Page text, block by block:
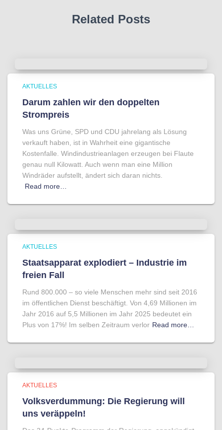
Related Posts
AKTUELLES
Darum zahlen wir den doppelten
Strompreis
Was uns Grüne, SPD und CDU jahrelang als Lösung
verkauft haben, ist in Wahrheit eine gigantische
Kostenfalle. Windindustrieanlagen erzeugen bei Flaute
genau null Kilowatt. Auch wenn man eine Million
Windräder aufstellt, ändert sich daran nichts.
Read more…
AKTUELLES
Staatsapparat explodiert – Industrie im
freien Fall
Rund 800.000 – so viele Menschen mehr sind seit 2016
im öffentlichen Dienst beschäftigt. Von 4,69 Millionen im
Jahr 2016 auf 5,5 Millionen im Jahr 2025 bedeutet ein
Plus von 17%! Im selben Zeitraum verlor Read more…
AKTUELLES
Volksverdummung: Die Regierung will
uns veräppeln!